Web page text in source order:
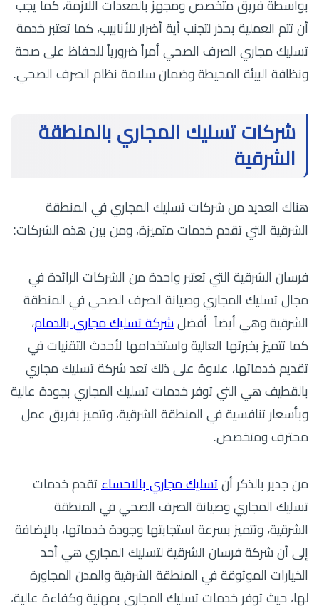
بواسطة فريق متخصص ومجهز بالمعدات اللازمة، كما يجب
أن تتم العملية بحذر لتجنب أية أضرار للأنابيب، كما تعتبر خدمة
تسليك مجاري الصرف الصحي أمراً ضرورياً للحفاظ على صحة
ونظافة البيئة المحيطة وضمان سلامة نظام الصرف الصحي.
شركات تسليك المجاري بالمنطقة
الشرقية
هناك العديد من شركات تسليك المجاري في المنطقة
الشرقية التي تقدم خدمات متميزة، ومن بين هذه الشركات:
فرسان الشرقية التي تعتبر واحدة من الشركات الرائدة في
مجال تسليك المجاري وصيانة الصرف الصحي في المنطقة
الشرقية وهي أيضاً أفضل شركة تسليك مجاري بالدمام،
كما تتميز بخبرتها العالية واستخدامها لأحدث التقنيات في
تقديم خدماتها، علاوة على ذلك تعد شركة تسليك مجاري
بالقطيف هي التي توفر خدمات تسليك المجاري بجودة عالية
وبأسعار تنافسية في المنطقة الشرقية، وتتميز بفريق عمل
محترف ومتخصص.
من جدير بالذكر أنتسليك مجاري بالاحساءتقدم خدمات
تسليك المجاري وصيانة الصرف الصحي في المنطقة
الشرقية، وتتميز بسرعة استجابتها وجودة خدماتها، بالإضافة
إلى أن شركة فرسان الشرقية لتسليك المجاري هي أحد
الخيارات الموثوقة في المنطقة الشرقية والمدن المجاورة
لها، حيث توفر خدمات تسليك المجاري بمهنية وكفاءة عالية،